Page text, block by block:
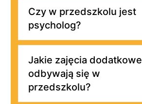
Czy w przedszkolu jest
psycholog?
Jakie zajęcia dodatkowe
odbywają się w
przedszkolu?